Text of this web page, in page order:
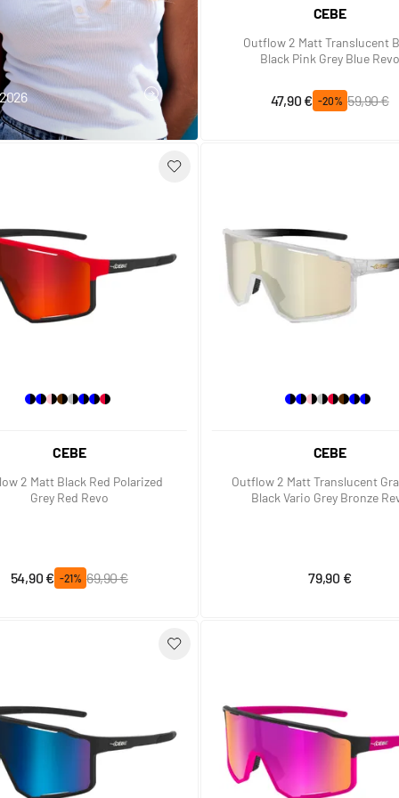
J'EN PROFITE
CEBE
Outflow 2 Matt Translucent
Black Pink Grey Blue Revo
Prix spécial
47,90 € -20%
Prix normal
59,90 €
CEBE
2 Matt Black Red Polarized
Grey Red Revo
Prix spécial
54,90 € -21%
Prix normal
69,90 €
CEBE
Outflow 2 Matt Translucent
Black Vario Grey Bronze
79,90 €